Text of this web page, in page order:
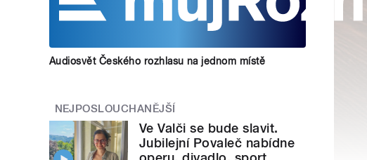
Audiosvět Českého rozhlasu na jednom místě
NEJPOSLOUCHANĚJŠÍ
Ve Valči se bude slavit.
Jubilejní Povaleč nabídne